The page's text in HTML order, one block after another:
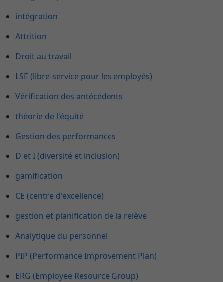
intégration
Attrition
Droit au travail
LSE (libre-service pour les employés)
Vérification des antécédents
théorie de l'équité
Gestion des performances
D et I (diversité et inclusion)
gamification
CE (centre d'excellence)
gestion et planification de la relève
Analytique du personnel
PIP (Performance Improvement Plan)
ERG (Employee Resource Group)